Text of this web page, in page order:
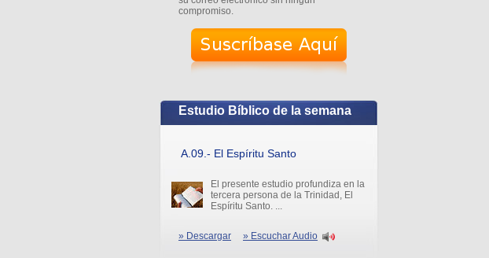
compromiso.
Estudio Bíblico de la semana
A.09.- El Espíritu Santo
El presente estudio profundiza en la
tercera persona de la Trinidad, El
Espíritu Santo. ...
» Descargar » Escuchar Audio